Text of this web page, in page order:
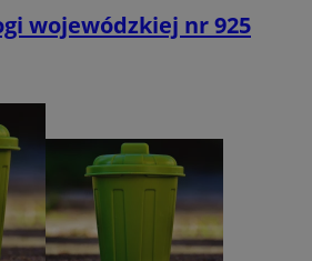
wojewódzkiej nr 925